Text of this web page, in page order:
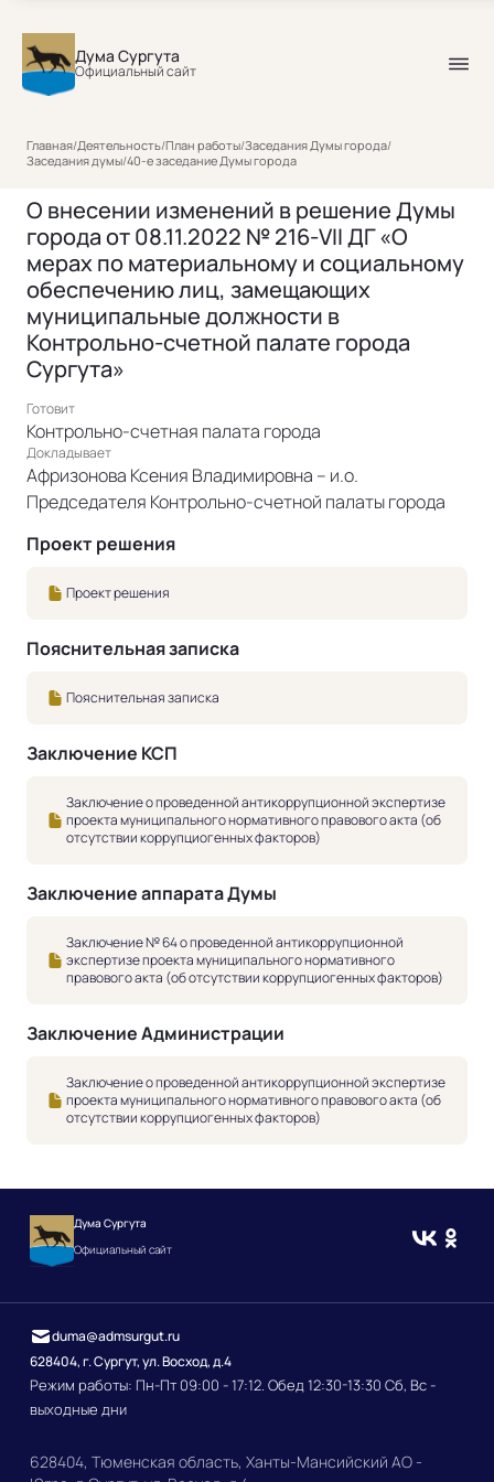
Дума Сургута
Официальный сайт
Главная/Деятельность/План работы/Заседания Думы города/
Заседания думы/40-е заседание Думы города
О внесении изменений в решение Думы
города от 08.11.2022 № 216-VII ДГ «О
мерах по материальному и социальному
обеспечению лиц, замещающих
муниципальные должности в
Контрольно-счетной палате города
Сургута»
Готовит
Контрольно-счетная палата города
Докладывает
Афризонова Ксения Владимировна – и.о.
Председателя Контрольно-счетной палаты города
Проект решения
Проект решения
Пояснительная записка
Пояснительная записка
Заключение КСП
Заключение о проведенной антикоррупционной экспертизе
проекта муниципального нормативного правового акта (об
отсутствии коррупциогенных факторов)
Заключение аппарата Думы
Заключение № 64 о проведенной антикоррупционной
экспертизе проекта муниципального нормативного
правового акта (об отсутствии коррупциогенных факторов)
Заключение Администрации
Заключение о проведенной антикоррупционной экспертизе
проекта муниципального нормативного правового акта (об
отсутствии коррупциогенных факторов)
Дума Сургута
Официальный сайт
628404, г. Сургут, ул. Восход, д.4
Режим работы: Пн-Пт 09:00 - 17:12. Обед 12:30-13:30 Сб, Вс -
выходные дни
duma@admsurgut.ru
628404, Тюменская область, Ханты-Мансийский АО -